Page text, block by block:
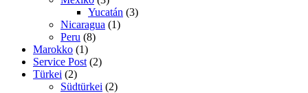
Yucatán (3)
Nicaragua (1)
Peru (8)
Marokko (1)
Service Post (2)
Türkei (2)
Südtürkei (2)